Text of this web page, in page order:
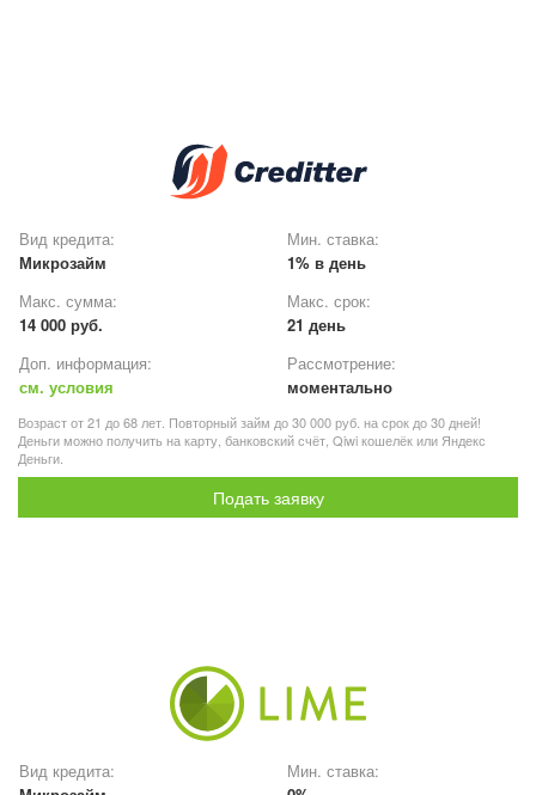
Вид кредита:
Микрозайм
Мин. ставка:
1% в день
Макс. сумма:
14 000 руб.
Макс. срок:
21 день
Доп. информация:
см. условия
Рассмотрение:
моментально
Возраст от 21 до 68 лет. Повторный займ до 30 000 руб. на срок до 30 дней!
Деньги можно получить на карту, банковский счёт, Qiwi кошелёк или Яндекс
Деньги.
Подать заявку
Вид кредита:
Мин. ставка: